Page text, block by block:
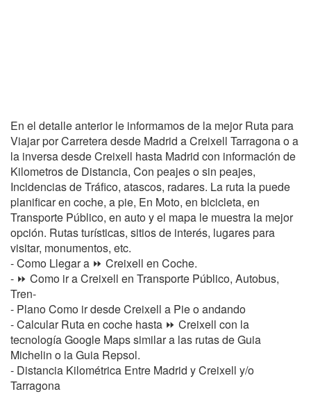
En el detalle anterior le informamos de la mejor Ruta para
Viajar por Carretera desde Madrid a Creixell Tarragona o a
la inversa desde Creixell hasta Madrid con información de
Kilometros de Distancia, Con peajes o sin peajes,
Incidencias de Tráfico, atascos, radares. La ruta la puede
planificar en coche, a pie, En Moto, en bicicleta, en
Transporte Público, en auto y el mapa le muestra la mejor
opción. Rutas turísticas, sitios de interés, lugares para
visitar, monumentos, etc.
- Como Llegar a ⏩ Creixell en Coche.
- ⏩ Como ir a Creixell en Transporte Público, Autobus,
Tren-
- Plano Como ir desde Creixell a Pie o andando
- Calcular Ruta en coche hasta ⏩ Creixell con la
tecnología Google Maps similar a las rutas de Guia
Michelin o la Guia Repsol.
- Distancia Kilométrica Entre Madrid y Creixell y/o
Tarragona